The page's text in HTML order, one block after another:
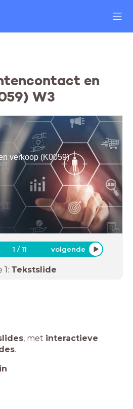
en
W3
verkoop (K0059)
1 /11 volgende
1: Tekstslide
, met interactieve
.